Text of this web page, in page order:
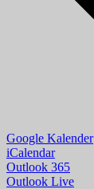
Google Kalender
iCalendar
Outlook 365
Outlook Live